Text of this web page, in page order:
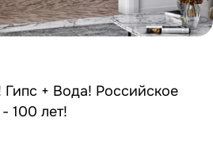
+ Вода! Российское
100 лет!